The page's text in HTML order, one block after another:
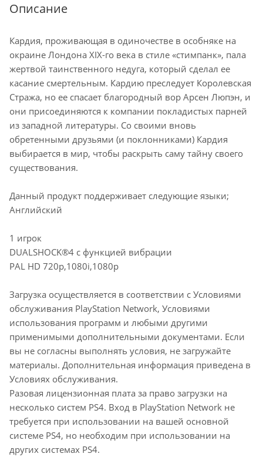
Описание
Кардия, проживающая в одиночестве в особняке на
окраине Лондона XIX-го века в стиле «стимпанк», пала
жертвой таинственного недуга, который сделал ее
касание смертельным. Кардию преследует Королевская
Стража, но ее спасает благородный вор Арсен Люпэн, и
они присоединяются к компании покладистых парней
из западной литературы. Со своими вновь
обретенными друзьями (и поклонниками) Кардия
выбирается в мир, чтобы раскрыть саму тайну своего
существования.
Данный продукт поддерживает следующие языки;
Английский
1 игрок
DUALSHOCK®4 с функцией вибрации
PAL HD 720p,1080i,1080p
Загрузка осуществляется в соответствии с Условиями
обслуживания PlayStation Network, Условиями
использования программ и любыми другими
применимыми дополнительными документами. Если
вы не согласны выполнять условия, не загружайте
материалы. Дополнительная информация приведена в
Условиях обслуживания.
Разовая лицензионная плата за право загрузки на
несколько систем PS4. Вход в PlayStation Network не
требуется при использовании на вашей основной
системе PS4, но необходим при использовании на
других системах PS4.